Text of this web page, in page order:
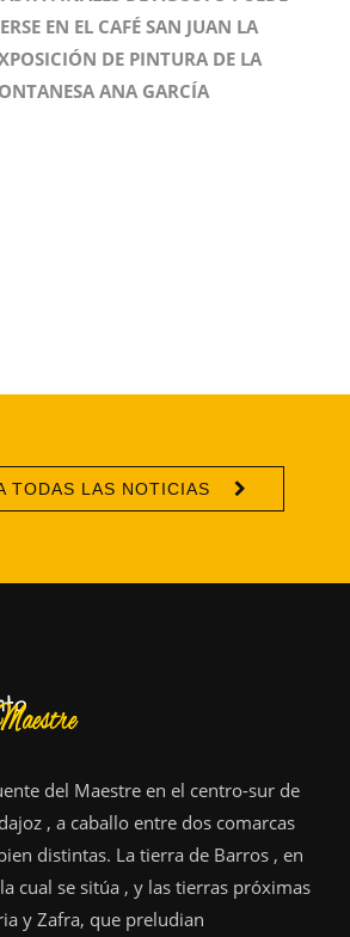
EN EL CAFÉ SAN JUAN LA
DE PINTURA DE LA
ANA GARCÍA
TODAS LAS NOTICIAS
del Maestre en el centro-sur de
, a caballo entre dos comarcas
distintas. La tierra de Barros , en
cual se sitúa , y las tierras próximas
y Zafra, que preludian